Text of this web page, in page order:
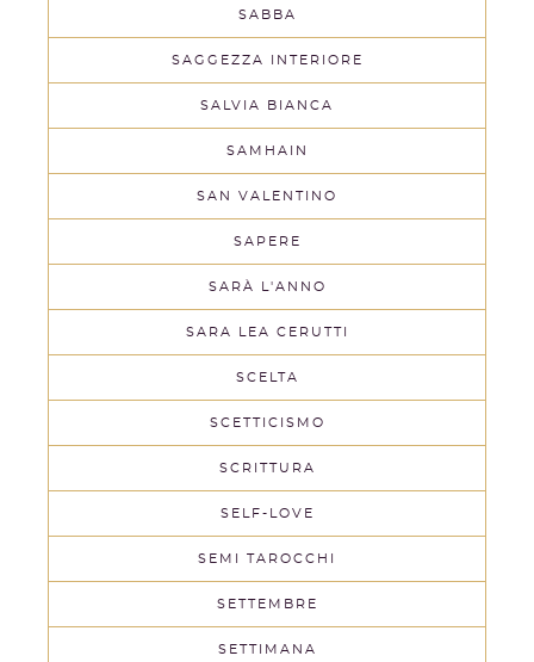
SABBA
SAGGEZZA INTERIORE
SALVIA BIANCA
SAMHAIN
SAN VALENTINO
SAPERE
SARÀ L'ANNO
SARA LEA CERUTTI
SCELTA
SCETTICISMO
SCRITTURA
SELF-LOVE
SEMI TAROCCHI
SETTEMBRE
SETTIMANA